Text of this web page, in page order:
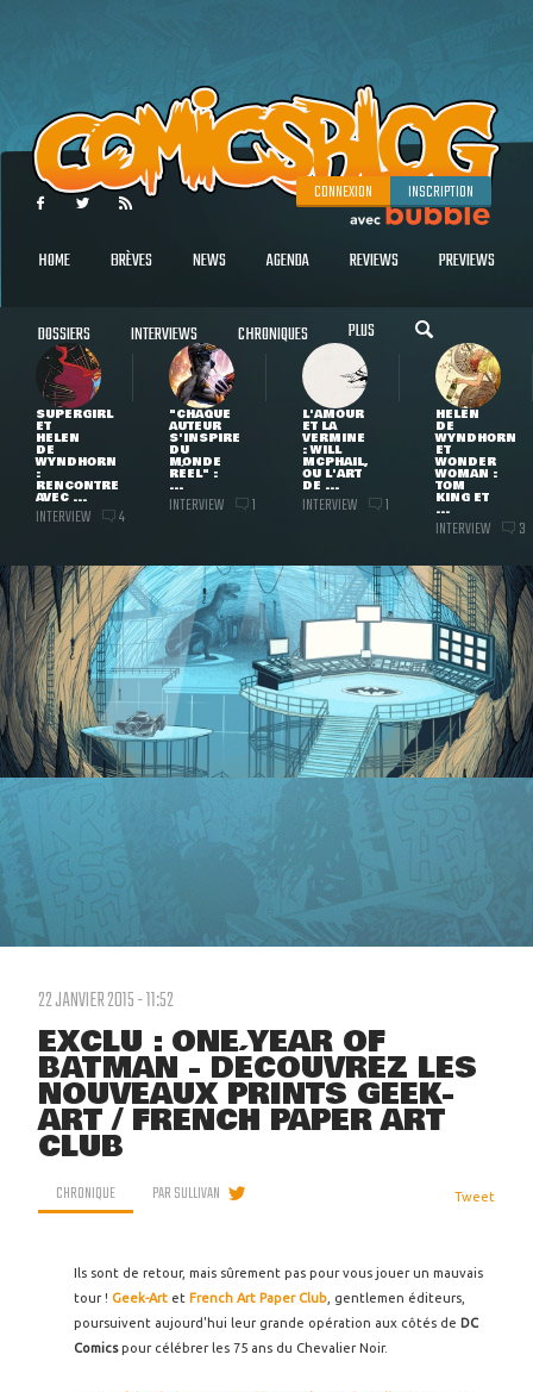
CONNEXION INSCRIPTION
HOME BRÈVES NEWS AGENDA REVIEWS PREVIEWS
DOSSIERS INTERVIEWS CHRONIQUES PLUS
SUPERGIRL
ET
HELEN
DE
WYNDHORN
:
RENCONTRE
AVEC ...
INTERVIEW 4
"CHAQUE
AUTEUR
S'INSPIRE
DU
MONDE
RÉEL" :
...
INTERVIEW 1
L'AMOUR
ET LA
VERMINE
: WILL
MCPHAIL,
OU L'ART
DE ...
INTERVIEW 1
HELEN
DE
WYNDHORN
ET
WONDER
WOMAN :
TOM
KING ET
...
INTERVIEW 3
22 JANVIER 2015 - 11:52
EXCLU : ONE YEAR OF
BATMAN - DÉCOUVREZ LES
NOUVEAUX PRINTS GEEK-
ART / FRENCH PAPER ART
CLUB
CHRONIQUE PARSULLIVAN Tweet
Ils sont de retour, mais sûrement pas pour vous jouer un mauvais
tour ! Geek-Art et French Art Paper Club , gentlemen éditeurs,
poursuivent aujourd'hui leur grande opération aux côtés de DC
Comicspour célébrer les 75 ans du Chevalier Noir.